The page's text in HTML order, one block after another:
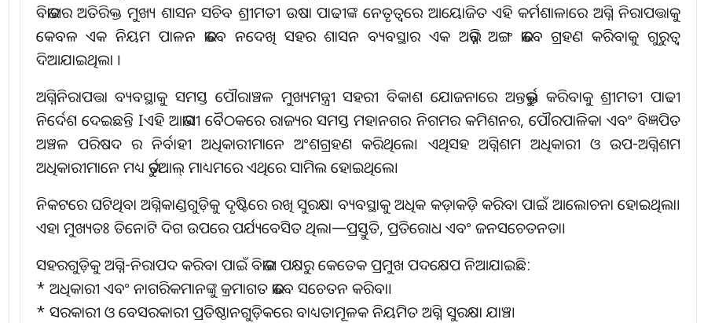
ବିଭାଗର ଅତିରିକ୍ତ ମୁଖ୍ୟ ଶାସନ ସଚିବ ଶ୍ରୀମତୀ ଉଷା ପାଢୀଙ୍କ ନେତୃତ୍ୱରେ ଆୟୋଜିତ ଏହି କର୍ମଶାଳାରେ ଅଗ୍ନି ନିରାପତ୍ତାକୁ
କେବଳ ଏକ ନିୟମ ପାଳନ ଭାବେ ନଦେଖି ସହର ଶାସନ ବ୍ୟବସ୍ଥାର ଏକ ଅଭିନ୍ନ ଅଙ୍ଗ ଭାବେ ଗ୍ରହଣ କରିବାକୁ ଗୁରୁତ୍ୱ
ଦିଆଯାଇଥିଲା ।
ଅଗ୍ନିନିରାପତ୍ତା ବ୍ୟବସ୍ଥାକୁ ସମସ୍ତ ପୌରାଞ୍ଚଳ ମୁଖ୍ୟମନ୍ତ୍ରୀ ସହରୀ ବିକାଶ ଯୋଜନାରେ ଅନ୍ତର୍ଭୁକ୍ତ କରିବାକୁ ଶ୍ରୀମତୀ ପାଢୀ
ନିର୍ଦେଶ ଦେଇଛନ୍ତି Iଏହି ଆଭାସୀ ବୈଠକରେ ରାଜ୍ୟର ସମସ୍ତ ମହାନଗର ନିଗମର କମିଶନର, ପୌରପାଳିକା ଏବଂ ବିଜ୍ଞପିତ
ଅଞ୍ଚଳ ପରିଷଦ ର ନିର୍ବାହୀ ଅଧିକାରୀମାନେ ଅଂଶଗ୍ରହଣ କରିଥିଲେ। ଏଥିସହ ଅଗ୍ନିଶମ ଅଧିକାରୀ ଓ ଉପ-ଅଗ୍ନିଶମ
ଅଧିକାରୀମାନେ ମଧ୍ୟ ଭର୍ଚୁଆଲ୍ ମାଧ୍ୟମରେ ଏଥିରେ ସାମିଲ ହୋଇଥିଲେ।
ନିକଟରେ ଘଟିଥିବା ଅଗ୍ନିକାଣ୍ଡଗୁଡ଼ିକୁ ଦୃଷ୍ଟିରେ ରଖି ସୁରକ୍ଷା ବ୍ୟବସ୍ଥାକୁ ଅଧିକ କଡ଼ାକଡ଼ି କରିବା ପାଇଁ ଆଲୋଚନା ହୋଇଥିଲା।
ଏହା ମୁଖ୍ୟତଃ ତିନୋଟି ଦିଗ ଉପରେ ପର୍ଯ୍ୟବେସିତ ଥିଲା—ପ୍ରସ୍ତୁତି, ପ୍ରତିରୋଧ ଏବଂ ଜନସଚେତନତା।
ସହରଗୁଡ଼ିକୁ ଅଗ୍ନି-ନିରାପଦ କରିବା ପାଇଁ ବିଭାଗ ପକ୍ଷରୁ କେତେକ ପ୍ରମୁଖ ପଦକ୍ଷେପ ନିଆଯାଇଛି:
* ଅଧିକାରୀ ଏବଂ ନାଗରିକମାନଙ୍କୁ କ୍ରମାଗତ ଭାବେ ସଚେତନ କରିବା।
* ସରକାରୀ ଓ ବେସରକାରୀ ପ୍ରତିଷ୍ଠାନଗୁଡ଼ିକରେ ବାଧ୍ୟତାମୂଳକ ନିୟମିତ ଅଗ୍ନି ସୁରକ୍ଷା ଯାଞ୍ଚ।